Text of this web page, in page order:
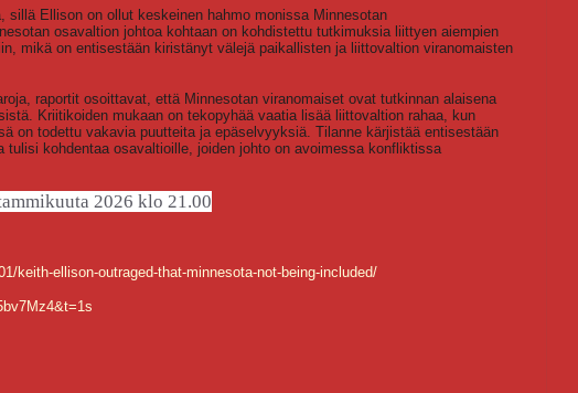
sillä Ellison on ollut keskeinen hahmo monissa Minnesotan
osavaltion johtoa kohtaan on kohdistettu tutkimuksia liittyen aiempien
mikä on entisestään kiristänyt välejä paikallisten ja liittovaltion viranomaisten
raportit osoittavat, että Minnesotan viranomaiset ovat tutkinnan alaisena
Kriitikoiden mukaan on tekopyhää vaatia lisää liittovaltion rahaa, kun
on todettu vakavia puutteita ja epäselvyyksiä. Tilanne kärjistää entisestään
kohdentaa osavaltioille, joiden johto on avoimessa konfliktissa
2026 klo 21.00
keith-ellison-outraged-that-minnesota-not-being-included/